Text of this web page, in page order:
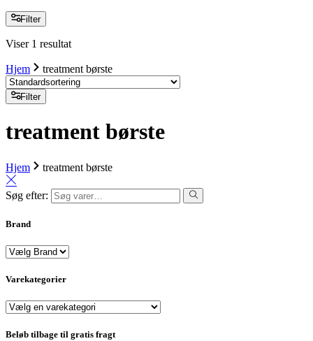
Filter
Viser 1 resultat
Hjem treatment børste
Filter
treatment børste
Hjem treatment børste
Søg efter:
Brand
Varekategorier
Beløb tilbage til gratis fragt